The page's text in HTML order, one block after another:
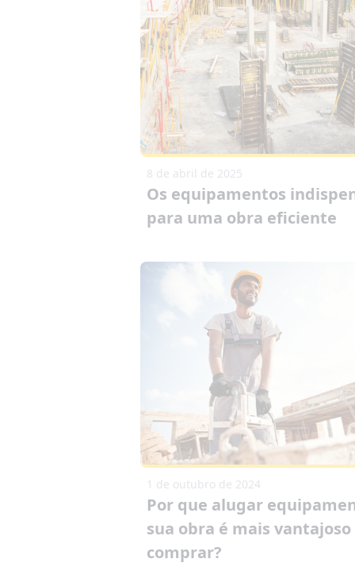
8 de abril de 2025
Os equipamentos
para uma obra eficiente
1 de outubro de 2024
Por que alugar
sua obra é mais
comprar?